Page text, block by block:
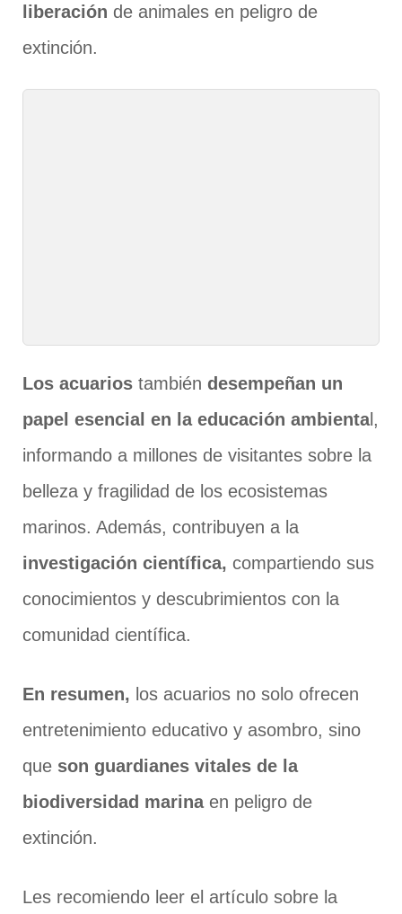
liberación de animales en peligro de
extinción.
Los acuarios también desempeñan un
papel esencial en la educación ambiental,
informando a millones de visitantes sobre la
belleza y fragilidad de los ecosistemas
marinos. Además, contribuyen a la
investigación científica, compartiendo sus
conocimientos y descubrimientos con la
comunidad científica.
En resumen, los acuarios no solo ofrecen
entretenimiento educativo y asombro, sino
que son guardianes vitales de la
biodiversidad marina en peligro de
extinción.
Les recomiendo leer el artículo sobre la